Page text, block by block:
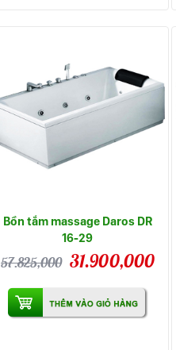
Bồn tắm massage Daros DR
16-29
57.825,000 31.900,000